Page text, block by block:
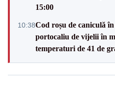
15:00
10:38Cod roșu de caniculă
portocaliu de vijelii în
temperaturi de 41 de